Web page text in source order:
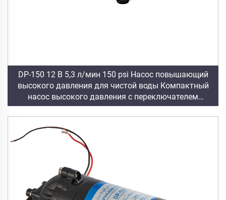
DP-150 12 В 5,3 л/мин 150 psi Насос повышающий
высокого давления для чистой воды Компактный
насос высокого давления с переключателем
давления